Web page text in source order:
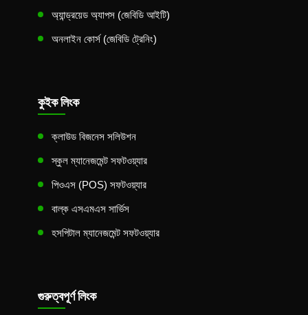
অ্যান্ড্রয়েড অ্যাপস (জেবিডি আইটি)
অনলাইন কোর্স (জেবিডি ট্রেনিং)
কুইক লিংক
ক্লাউড বিজনেস সলিউশন
স্কুল ম্যানেজমেন্ট সফটওয়্যার
পিওএস (POS) সফটওয়্যার
বাল্ক এসএমএস সার্ভিস
হসপিটাল ম্যানেজমেন্ট সফটওয়্যার
গুরুত্বপূর্ণ লিংক